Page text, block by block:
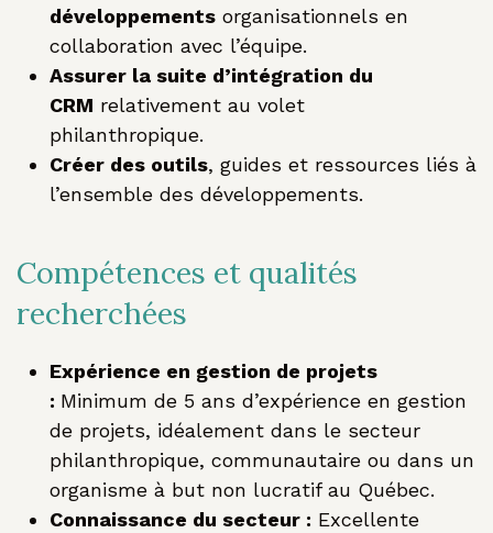
développements organisationnels en
collaboration avec l’équipe.
Assurer la suite d’intégration du
CRM relativement au volet
philanthropique.
Créer des outils, guides et ressources liés à
l’ensemble des développements.
Compétences et qualités
recherchées
Expérience en gestion de projets
: Minimum de 5 ans d’expérience en gestion
de projets, idéalement dans le secteur
philanthropique, communautaire ou dans un
organisme à but non lucratif au Québec.
Connaissance du secteur : Excellente